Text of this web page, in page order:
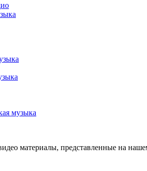
музыка
материалы, представленные на